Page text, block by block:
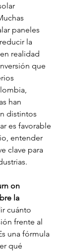
paneles
la
realidad
que
han
distintos
es favorable
entender
clave para
on
la
cuánto
frente al
una fórmula
qué